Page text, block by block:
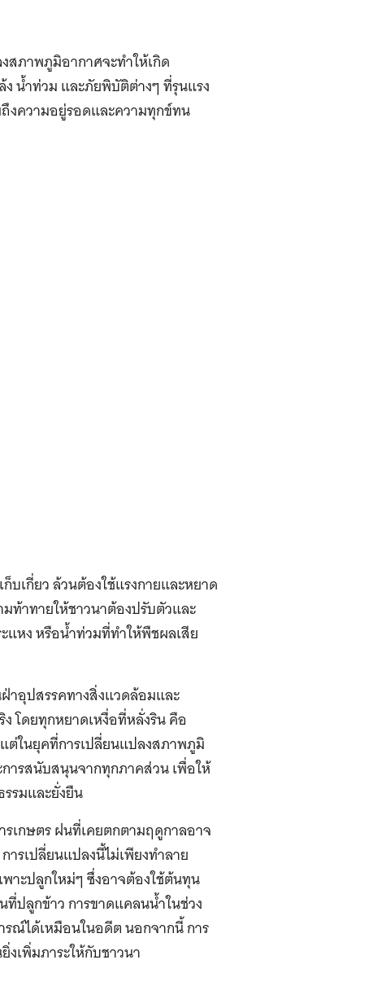
สภาพภูมิอากาศจะทำให้เกิด
น้ำท่วม และภัยพิบัติต่างๆ ที่รุนแรง
งความอยู่รอดและความทุกข์ทน
เกี่ยว ล้วนต้องใช้แรงกายและหยาด
ท้าทายให้ชาวนาต้องปรับตัวและ
หง หรือน้ำท่วมที่ทำให้พืชผลเสีย
าอุปสรรคทางสิ่งแวดล้อมและ
โดยทุกหยาดเหงื่อที่หลั่งริน คือ
ต่ในยุคที่การเปลี่ยนแปลงสภาพภูมิ
ารสนับสนุนจากทุกภาคส่วน เพื่อให้
รมและยั่งยืน
เกษตร ฝนที่เคยตกตามฤดูกาลอาจ
รเปลี่ยนแปลงนี้ไม่เพียงทำลาย
าะปลูกใหม่ๆ ซึ่งอาจต้องใช้ต้นทุน
ที่ปลูกข้าว การขาดแคลนน้ำในช่วง
ณ์ได้เหมือนในอดีต นอกจากนี้ การ
เพิ่มภาระให้กับชาวนา